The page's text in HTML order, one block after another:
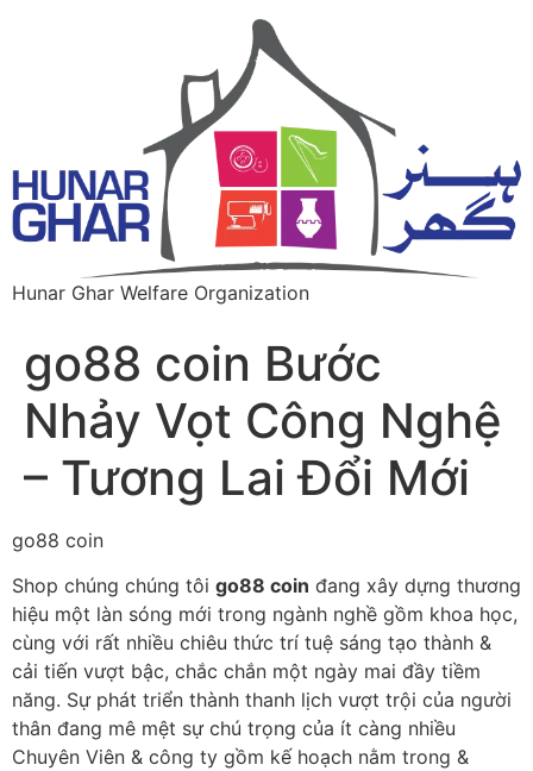
Hunar Ghar Welfare Organization
go88 coin Bước
Nhảy Vọt Công Nghệ
– Tương Lai Đổi Mới
go88 coin
Shop chúng chúng tôi go88 coin đang xây dựng thương
hiệu một làn sóng mới trong ngành nghề gồm khoa học,
cùng với rất nhiều chiêu thức trí tuệ sáng tạo thành &
cải tiến vượt bậc, chắc chắn một ngày mai đầy tiềm
năng. Sự phát triển thành thanh lịch vượt trội của người
thân đang mê mệt sự chú trọng của ít càng nhiều
Chuyên Viên & công ty gồm kế hoạch nằm trong &